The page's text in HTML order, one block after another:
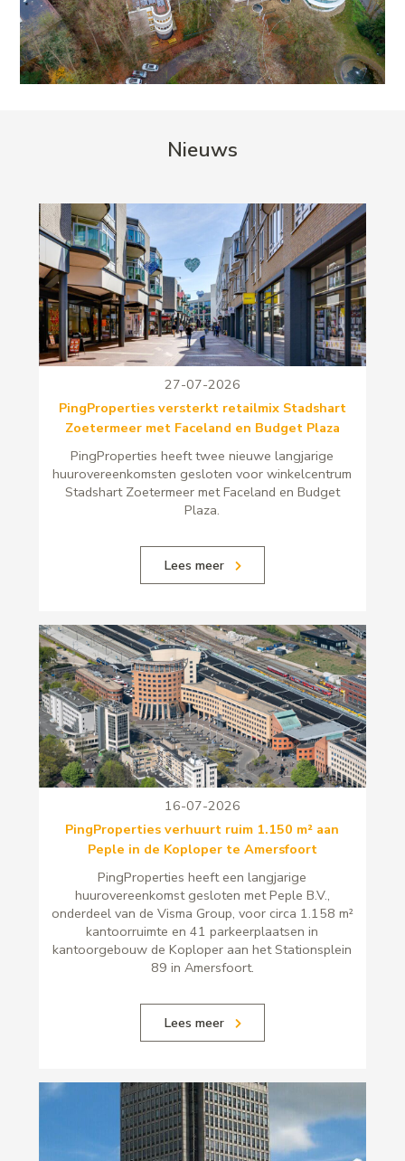
Nieuws
27-07-2026
PingProperties versterkt retailmix Stadshart
Zoetermeer met Faceland en Budget Plaza
PingProperties heeft twee nieuwe langjarige
huurovereenkomsten gesloten voor winkelcentrum
Stadshart Zoetermeer met Faceland en Budget
Plaza.
Lees meer
16-07-2026
PingProperties verhuurt ruim 1.150 m² aan
Peple in de Koploper te Amersfoort
PingProperties heeft een langjarige
huurovereenkomst gesloten met Peple B.V.,
onderdeel van de Visma Group, voor circa 1.158 m²
kantoorruimte en 41 parkeerplaatsen in
kantoorgebouw de Koploper aan het Stationsplein
89 in Amersfoort.
Lees meer